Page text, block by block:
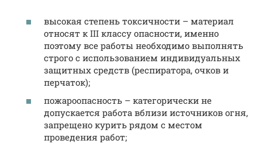
высокая степень токсичности – материал
относят к III классу опасности, именно
поэтому все работы необходимо выполнять
строго с использованием индивидуальных
защитных средств (респиратора, очков и
перчаток);
пожароопасность – категорически не
допускается работа вблизи источников огня,
запрещено курить рядом с местом
проведения работ;